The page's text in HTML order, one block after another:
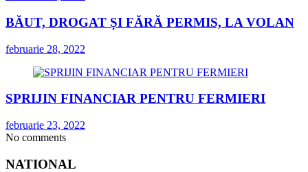
BĂUT, DROGAT ȘI FĂRĂ PERMIS, LA VOLAN
februarie 28, 2022
SPRIJIN FINANCIAR PENTRU FERMIERI
februarie 23, 2022
No comments
NATIONAL